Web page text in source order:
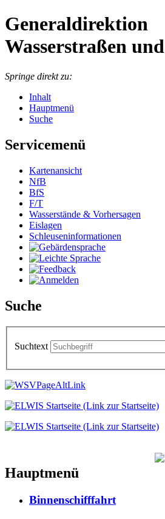
Generaldirektion
Wasserstraßen
Springe direkt zu:
Inhalt
Hauptmenü
Suche
Servicemenü
Kartenansicht
NfB
BfS
F/T
Wasserstände & Vorhersagen
Eislagen
Schleuseninformationen
Suche
Suchtext
Hauptmenü
Binnenschifffahrt